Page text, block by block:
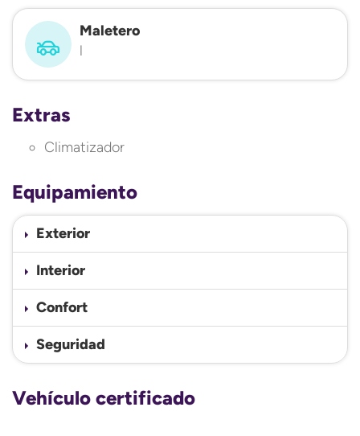
Maletero
l
Extras
Climatizador
Equipamiento
Exterior
Interior
Confort
Seguridad
Vehículo certificado